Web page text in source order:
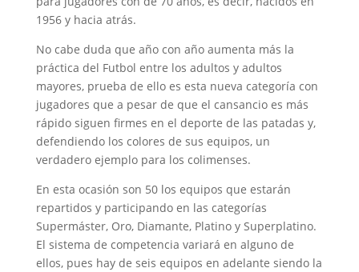
1956 y hacia atrás.
No cabe duda que año con año aumenta más la
práctica del Futbol entre los adultos y adultos
mayores, prueba de ello es esta nueva categoría con
jugadores que a pesar de que el cansancio es más
rápido siguen firmes en el deporte de las patadas y,
defendiendo los colores de sus equipos, un
verdadero ejemplo para los colimenses.
En esta ocasión son 50 los equipos que estarán
repartidos y participando en las categorías
Supermáster, Oro, Diamante, Platino y Superplatino.
El sistema de competencia variará en alguno de
ellos, pues hay de seis equipos en adelante siendo la